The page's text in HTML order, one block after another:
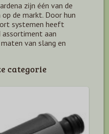
zijn één van de
de markt. Door hun
systemen heeft
assortiment aan
van slang en
categorie